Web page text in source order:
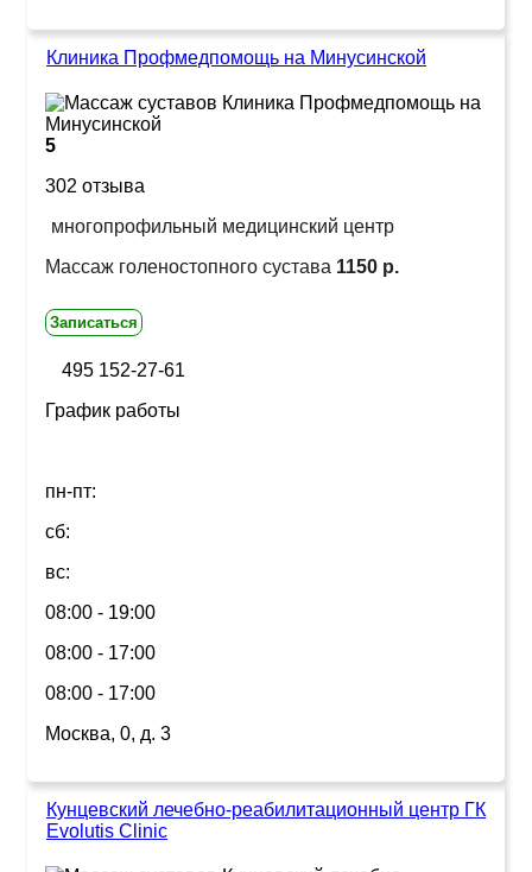
Клиника Профмедпомощь на Минусинской
5
302 отзыва
многопрофильный медицинский центр
Массаж голеностопного сустава 1150 р.
Записаться
495 152-27-61
График работы
пн-пт:
сб:
вс:
08:00 - 19:00
08:00 - 17:00
08:00 - 17:00
Москва, 0, д. 3
Кунцевский лечебно-реабилитационный центр ГК
Evolutis Clinic